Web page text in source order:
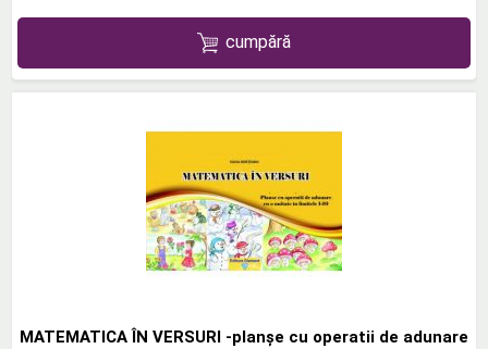
cumpără
MATEMATICA ÎN VERSURI -planşe cu operatii de adunare